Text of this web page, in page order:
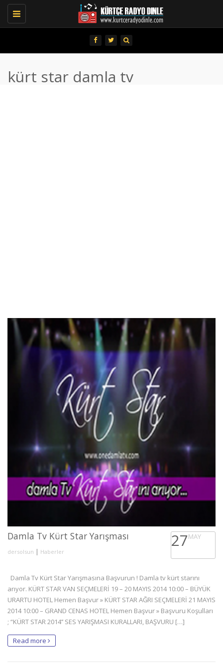
Toggle
navigation
kürt star damla tv
Damla Tv Kürt Star Yarışması
dersolsun | Haberler
27MAY
Damla Tv Kürt Star Yarışmasına Başvurun ! Damla tv kürt starını
arıyor. KÜRT STAR VAN SEÇMELERİ 19 – 20 MAYIS 2014 10:00 – BÜYÜK
URARTU HOTEL Hemen Başvur » KÜRT STAR AĞRI SEÇMELERİ 21 MAYIS
2014 10:00 – GRAND CENAS HOTEL Hemen Başvur » Başvuru Koşulları
; “KÜRT STAR 2014’’ SES YARIŞMASI KURALLARI, BAŞVURU […]
Read more